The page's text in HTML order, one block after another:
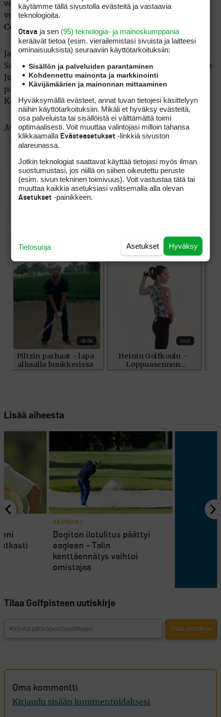
vaihtumassa Champions Tour, jonne aiemmin tänä
vuonna ovat PGA Tourilta siirtyneet mm.
Couples
ja Mark Calcavecchia
James Kenneth Perryn perheeseen kuuluvat vaimo
Sandyn lisäksi lapset Lesslye, Justin ja Lindsey, joista
Justin on pelannut viime vuonna Payne Stewart -
palkinnon saaneen isänsä tavoin golfia Western
Kentuckyn yliopistojoukkuessa.
Marko Kuivasaari
Kenny Perryn kotisivut
Lisää aiheesta
KILPAGOLF
Bogiton ilotulitus päättyi
eagleen – Talin
kenttäennätys vaihtoi
omistajaa
Tilaa Golfpisteen uutiskirje
Oma kommentti
Kirjaudu sisään kommentoidaksesi
käytämme tällä sivustolla evästeitä ja vastaavia
teknologioita.
Otava ja sen (95) teknologia- ja mainoskumppania
keräävät tietoa (esim. vierailemis­tasi sivuista ja laitteesi
ominaisuuk­sista) seuraaviin käyttötarkoituksiin:
Sisällön ja palveluiden parantaminen
Kohdennettu mainonta ja markkinointi
Kävijämäärien ja mainonnan mittaaminen
Hyväksymällä evästeet, annat luvan tietojesi käsittelyyn
näihin käyttötarkoituksiin. Mikäli et hyväksy evästeitä,
osa palveluista tai sisällöistä ei välttämättä toimi
optimaalisesti. Voit muuttaa valintojasi milloin tahansa
klikkaamalla Evästeasetukset -linkkiä sivuston
alareunassa.
Jotkin teknologiat saattavat käyttää tietojasi myös ilman
suostumustasi, jos niillä on siihen oikeutettu peruste
(esim. sivun tekninen toimivuus). Voit vastustaa tätä tai
muuttaa kaikkia asetuksiasi valitsemalla alla olevan
Asetukset -painikkeen.
Hyväksy
Asetukset
Tietosuoja